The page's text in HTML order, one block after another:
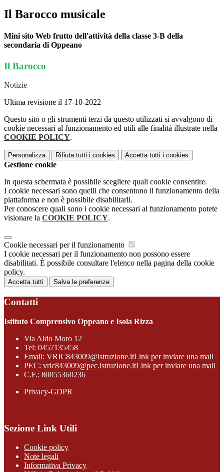
Il Barocco musicale
Mini sito Web frutto dell'attività della classe 3-B della
secondaria di Oppeano
Il Barocco
Notizie
Ultima revisione il 17-10-2022
Questo sito o gli strumenti terzi da questo utilizzati si avvalgono di
cookie necessari al funzionamento ed utili alle finalità illustrate nella
COOKIE POLICY.
Personalizza Rifiuta tutti i cookies Accetta tutti i cookies
Gestione cookie
In questa schermata è possibile scegliere quali cookie consentire.
I cookie necessari sono quelli che consentono il funzionamento della
piattaforma e non è possibile disabilitarli.
Per conoscere quali sono i cookie necessari al funzionamento potete
visionare la COOKIE POLICY.
Cookie necessari per il funzionamento
I cookie necessari per il funzionamento non possono essere
disabilitati. È possibile consultare l'elenco nella pagina della cookie
policy.
Accetta tutti Salva le preferenze
Contatti
Istituto Comprensivo Oppeano e Isola Rizza
Via Aldo Moro 12
Tel: 0457135458
Email: VRIC843009@istruzione.itLink per inviare una mail
PEC: vric843009@pec.istruzione.itLink per inviare una mail
C.F.: 80055360236
Privacy-GDPR
Sezione Link Utili
Cookie policy
Note legali
Informativa Privacy